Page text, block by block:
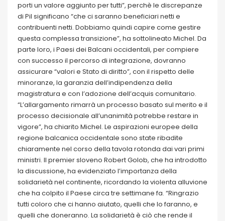
porti un valore aggiunto per tutti”, perchè le discrepanze
di Pil significano “che ci saranno beneficiari netti e
contribuenti netti. Dobbiamo quindi capire come gestire
questa complessa transizione”, ha sottolineato Michel. Da
parte loro, i Paesi dei Balcani occidentali, per compiere
con successo il percorso di integrazione, dovranno
assicurare “valori e Stato di diritto”, con il rispetto delle
minoranze, la garanzia dell’indipendenza della
magistratura e con l’adozione dell’acquis comunitario.
“L’allargamento rimarrà un processo basato sul merito e il
processo decisionale all’unanimità potrebbe restare in
vigore”, ha chiarito Michel. Le aspirazioni europee della
regione balcanica occidentale sono state ribadite
chiaramente nel corso della tavola rotonda dai vari primi
ministri. Il premier sloveno Robert Golob, che ha introdotto
la discussione, ha evidenziato l’importanza della
solidarietà nel continente, ricordando la violenta alluvione
che ha colpito il Paese circa tre settimane fa. “Ringrazio
tutti coloro che ci hanno aiutato, quelli che lo faranno, e
quelli che doneranno. La solidarietà è ciò che rende il